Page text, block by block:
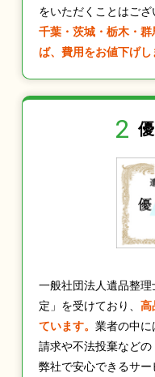
をいただくことはござ
千葉・茨城・栃木・
ば、費用をお値下げし
2
一般社団法人遺品整
定」を受けており、 高
ています。 業者の中に
請求や不法投棄など
弊社で安心できるサー